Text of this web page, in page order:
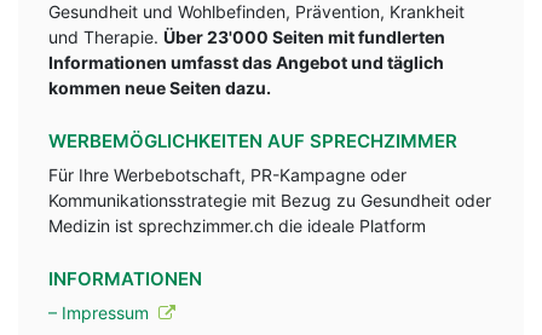
Gesundheit und Wohlbefinden, Prävention, Krankheit
und Therapie. Über 23'000 Seiten mit fundlerten
Informationen umfasst das Angebot und täglich
kommen neue Seiten dazu.
WERBEMÖGLICHKEITEN AUF SPRECHZIMMER
Für Ihre Werbebotschaft, PR-Kampagne oder
Kommunikationsstrategie mit Bezug zu Gesundheit oder
Medizin ist sprechzimmer.ch die ideale Platform
INFORMATIONEN
– Impressum